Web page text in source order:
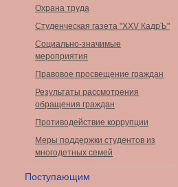
Охрана труда
Студенческая газета "XXV КадрЪ"
Социально-значимые
мероприятия
Правовое просвещение граждан
Результаты рассмотрения
обращения граждан
Противодействие коррупции
Меры поддержки студентов из
многодетных семей
Поступающим